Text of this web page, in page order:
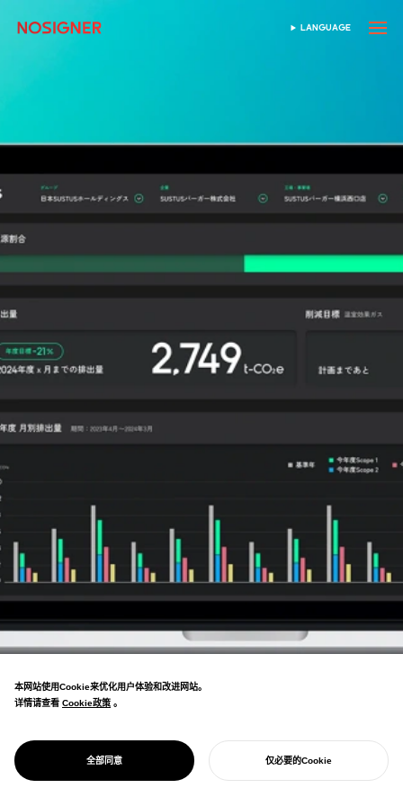
首页 SELECT LANGUAGE
LANGUAGE
PROJECT
SUSTUS
共同创立企业CO2测量工具开发和节能咨询
服务。经手咨询的多家企业已成为零碳企业。
本网站使用Cookie来优化用户体验和改进网站。
详情请查看 Cookie政策
Cookie政策 。
全部同意 仅必要的Cookie